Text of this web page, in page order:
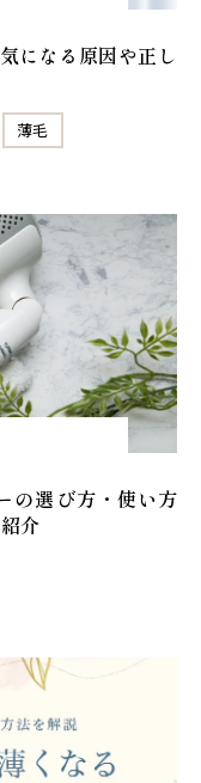
になる原因や正し
薄毛
の選び方・使い方
介